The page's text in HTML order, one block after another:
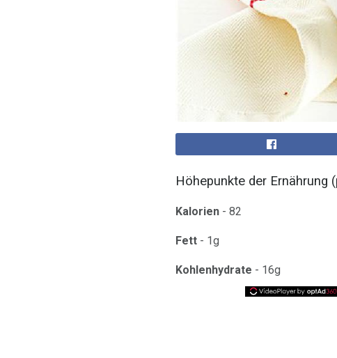
Höhepunkte der Ernährung
Kalorien - 82
Fett - 1g
Kohlenhydrate - 16g